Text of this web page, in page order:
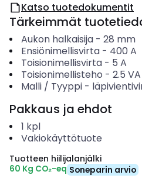
Katso tuotedokumentit
Tärkeimmät
Aukon halkaisija- 28 mm
Ensiönimellisvirta- 400 A
Toisionimellisvirta- 5 A
Toisionimellisteho - 2.5 VA
Malli / Tyyppi-
Pakkaus ja ehdot
1 kpl
Vakiokäyttötuote
Tuotteen hiilijalanjälki
60 Kg CO₂-eq Soneparin arvio